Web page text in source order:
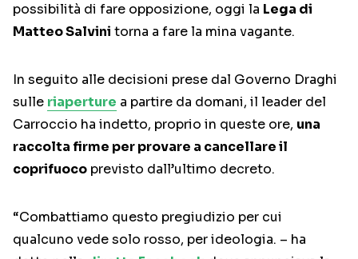
possibilità di fare opposizione, oggi la Lega di
Matteo Salvini torna a fare la mina vagante.
In seguito alle decisioni prese dal Governo Draghi
sulle riaperture a partire da domani, il leader del
Carroccio ha indetto, proprio in queste ore, una
raccolta firme per provare a cancellare il
coprifuoco previsto dall’ultimo decreto.
“Combattiamo questo pregiudizio per cui
qualcuno vede solo rosso, per ideologia. – ha